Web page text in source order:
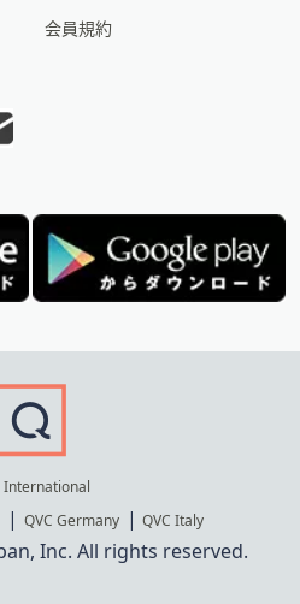
会員規約
International
QVC Germany QVC Italy
Inc. All rights reserved.